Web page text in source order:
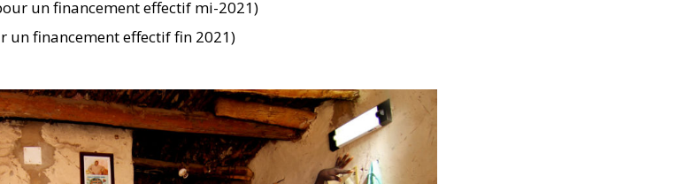
un financement effectif mi-2021)
un financement effectif fin 2021)